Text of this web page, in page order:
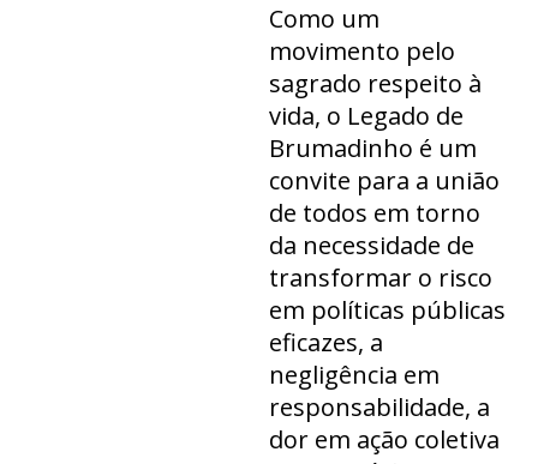
Como um
movimento pelo
sagrado respeito à
vida, o Legado de
Brumadinho é um
convite para a união
de todos em torno
da necessidade de
transformar o risco
em políticas públicas
eficazes, a
negligência em
responsabilidade, a
dor em ação coletiva